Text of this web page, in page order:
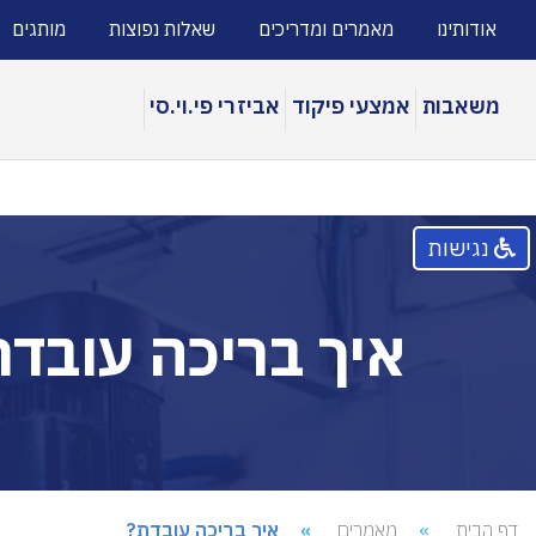
FontAwesomeConfig = { searchPseudoElements: true };
אודותינו מאמרים ומדריכים שאלות נפוצות מותגים
משאבות אמצעי פיקוד אביזרי פי.וי.סי
איך בריכה
דף הבית מאמרים איך בריכה עובדת?
נגישות